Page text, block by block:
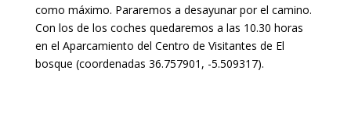
como máximo. Pararemos a desayunar por el camino.
Con los de los coches quedaremos a las 10.30 horas
en el Aparcamiento del Centro de Visitantes de El
bosque (coordenadas 36.757901, -5.509317).